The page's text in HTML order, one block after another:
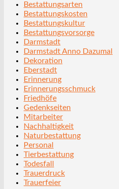
Bestattungsarten
Bestattungskosten
Bestattungskultur
Bestattungsvorsorge
Darmstadt
Darmstadt Anno Dazumal
Dekoration
Eberstadt
Erinnerung
Erinnerungsschmuck
Friedhöfe
Gedenkseiten
Mitarbeiter
Nachhaltigkeit
Naturbestattung
Personal
Tierbestattung
Todesfall
Trauerdruck
Trauerfeier